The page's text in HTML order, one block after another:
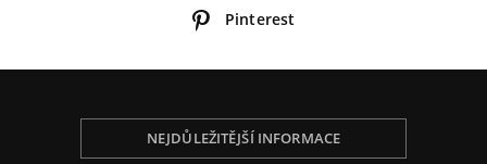
Pinterest
NEJDŮLEŽITĚJŠÍ INFORMACE